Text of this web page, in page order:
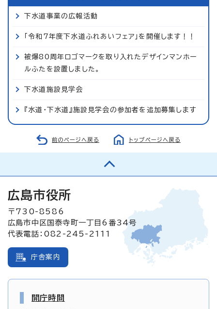
下水道事業の広報活動
「令和7年度下水道ふれあいフェア」を開催します！！
被爆80周年ロゴマークを取り入れたデザインマンホー
ルふたを設置しました。
下水道施設見学会
『水道・下水道』施設見学会の参加者を追加募集します
前のページへ戻る トップページへ戻る
広島市役所
〒730-8586
広島市中区国泰寺町一丁目6番34号
代表電話：082-245-2111
庁舎案内
開庁時間